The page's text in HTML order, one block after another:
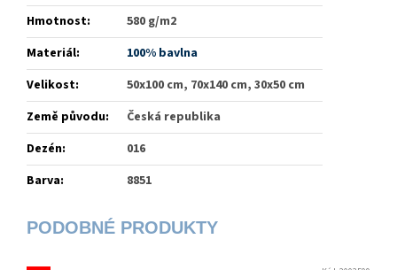
Hmotnost:
580 g/m2
Materiál:
100% bavlna
Velikost:
50x100 cm, 70x140 cm, 30x50 cm
Země původu:
Česká republika
Dezén:
016
Barva: 8851